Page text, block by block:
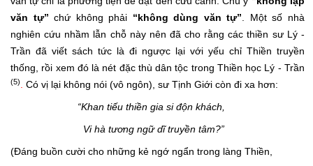
văn tự” chứ không phải “không dùng văn tự” . Một số nhà
nghiên cứu nhầm lẫn chỗ này nên đã cho rằng các thiền sư Lý -
Trần đã viết sách tức là đi ngược lại với yếu chỉ Thiền truyền
thống, rồi xem đó là nét đặc thù dân tộc trong Thiền học Lý - Trần
(5)
Có vị lại không nói (vô ngôn), sư Tịnh Giới còn đi xa hơn:
“Khan tiếu thiền gia si độn khách,
Vi hà tương ngữ dĩ truyền tâm?”
(Đáng buồn cười cho những kẻ ngớ ngẩn trong làng Thiền,